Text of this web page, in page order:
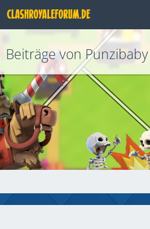
Beiträge von Punzibaby